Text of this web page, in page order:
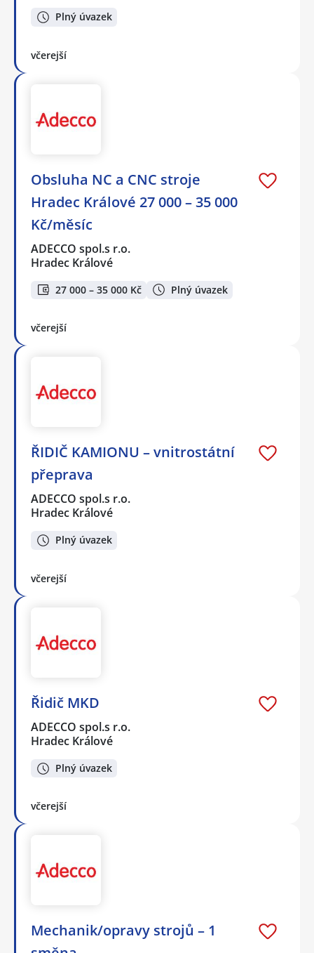
Plný úvazek
včerejší
Obsluha NC a CNC stroje
Hradec Králové 27 000 – 35 000
Kč/měsíc
ADECCO spol.s r.o.
Hradec Králové
27 000 – 35 000 Kč Plný úvazek
včerejší
ŘIDIČ KAMIONU – vnitrostátní
přeprava
ADECCO spol.s r.o.
Hradec Králové
Plný úvazek
včerejší
Řidič MKD
ADECCO spol.s r.o.
Hradec Králové
Plný úvazek
včerejší
Mechanik/opravy strojů – 1